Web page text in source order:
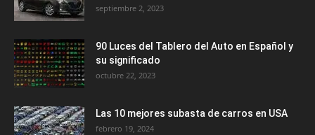
septiembre 2, 2023
90 Luces del Tablero del Auto en Español y
su significado
octubre 22, 2023
Las 10 mejores subasta de carros en USA
febrero 19, 2024